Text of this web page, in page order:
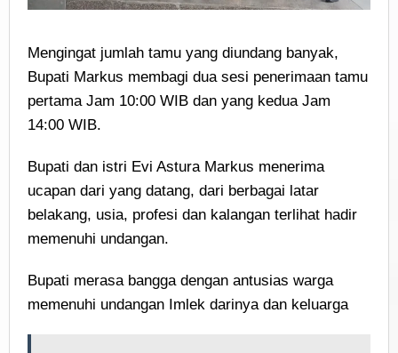
Mengingat jumlah tamu yang diundang banyak,
Bupati Markus membagi dua sesi penerimaan tamu
pertama Jam 10:00 WIB dan yang kedua Jam
14:00 WIB.
Bupati dan istri Evi Astura Markus menerima
ucapan dari yang datang, dari berbagai latar
belakang, usia, profesi dan kalangan terlihat hadir
memenuhi undangan.
Bupati merasa bangga dengan antusias warga
memenuhi undangan Imlek darinya dan keluarga